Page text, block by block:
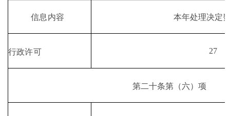
信息内容 本年处理决定
行政许可 27
第二十条第 （六）项